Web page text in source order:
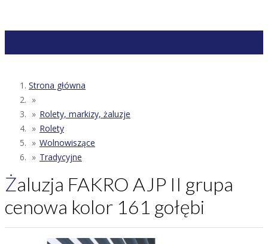
Strona główna
Rolety, markizy, żaluzje
Rolety
Wolnowiszące
Tradycyjne
Żaluzja FAKRO AJP II grupa
cenowa kolor 161 gołębi